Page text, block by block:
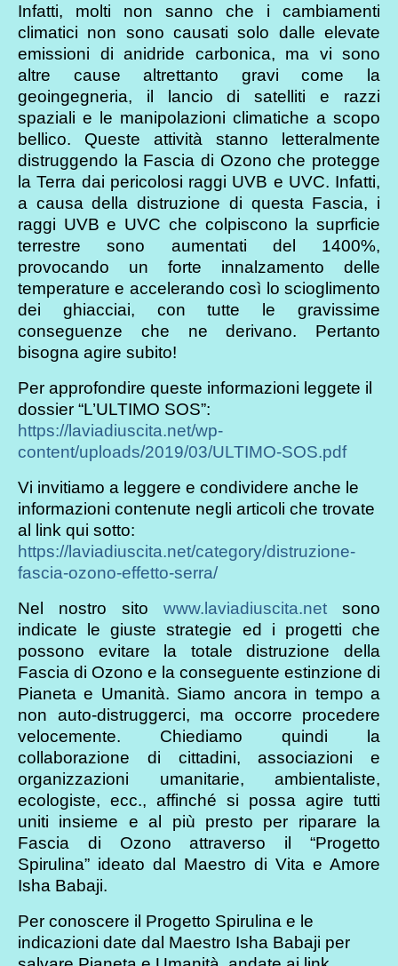
Infatti, molti non sanno che i cambiamenti
climatici non sono causati solo dalle elevate
emissioni di anidride carbonica, ma vi sono
altre cause altrettanto gravi come la
geoingegneria, il lancio di satelliti e razzi
spaziali e le manipolazioni climatiche a scopo
bellico. Queste attività stanno letteralmente
distruggendo la Fascia di Ozono che protegge
la Terra dai pericolosi raggi UVB e UVC. Infatti,
a causa della distruzione di questa Fascia, i
raggi UVB e UVC che colpiscono la suprficie
terrestre sono aumentati del 1400%,
provocando un forte innalzamento delle
temperature e accelerando così lo scioglimento
dei ghiacciai, con tutte le gravissime
conseguenze che ne derivano. Pertanto
bisogna agire subito!
Per approfondire queste informazioni leggete il
dossier “L’ULTIMO SOS”:
https://laviadiuscita.net/wp-
content/uploads/2019/03/ULTIMO-SOS.pdf
Vi invitiamo a leggere e condividere anche le
informazioni contenute negli articoli che trovate
al link qui sotto:
https://laviadiuscita.net/category/distruzione-
fascia-ozono-effetto-serra/
Nel nostro sito www.laviadiuscita.net sono
indicate le giuste strategie ed i progetti che
possono evitare la totale distruzione della
Fascia di Ozono e la conseguente estinzione di
Pianeta e Umanità. Siamo ancora in tempo a
non auto-distruggerci, ma occorre procedere
velocemente. Chiediamo quindi la
collaborazione di cittadini, associazioni e
organizzazioni umanitarie, ambientaliste,
ecologiste, ecc., affinché si possa agire tutti
uniti insieme e al più presto per riparare la
Fascia di Ozono attraverso il “Progetto
Spirulina” ideato dal Maestro di Vita e Amore
Isha Babaji.
Per conoscere il Progetto Spirulina e le
indicazioni date dal Maestro Isha Babaji per